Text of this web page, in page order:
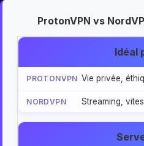
ProtonVPN vs
Idéal
Vie privée,
Streaming,